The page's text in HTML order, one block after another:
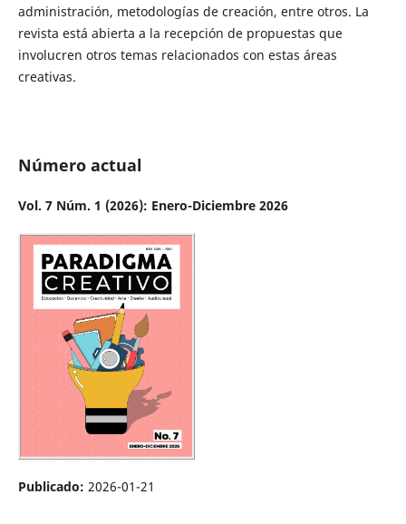
administración, metodologías de creación, entre otros. La
revista está abierta a la recepción de propuestas que
involucren otros temas relacionados con estas áreas
creativas.
Número actual
Vol. 7 Núm. 1 (2026): Enero-Diciembre 2026
Publicado: 2026-01-21